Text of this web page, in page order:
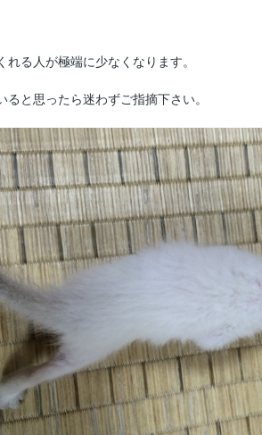
る人が極端に少なくなります。
と思ったら迷わずご指摘下さい。